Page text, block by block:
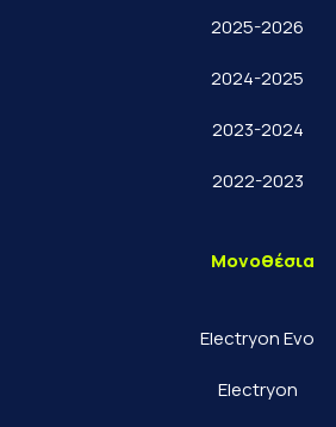
2025-2026
2024-2025
2023-2024
2022-2023
Μονοθέσια
Electryon Evo
Electryon